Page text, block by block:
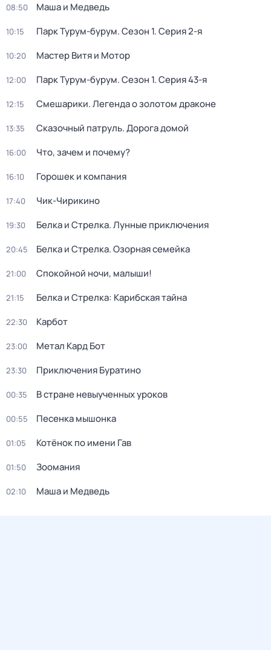
08:50 Маша и Медведь
10:15 Парк Турум-бурум. Сезон 1. Серия 2-я
10:20 Мастер Витя и Мотор
12:00 Парк Турум-бурум. Сезон 1. Серия 43-я
12:15 Смешарики. Легенда о золотом драконе
13:35 Сказочный патруль. Дорога домой
16:00 Что, зачем и почему?
16:10 Горошек и компания
17:40 Чик-Чирикино
19:30 Белка и Стрелка. Лунные приключения
20:45 Белка и Стрелка. Озорная семейка
21:00 Спокойной ночи, малыши!
21:15 Белка и Стрелка: Карибская тайна
22:30 Карбот
23:00 Метал Кард Бот
23:30 Приключения Буратино
00:35 В стране невыученных уроков
00:55 Песенка мышонка
01:05 Котёнок по имени Гав
01:50 Зоомания
02:10 Маша и Медведь